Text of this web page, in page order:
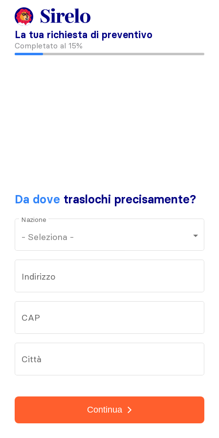
La tua richiesta di preventivo
Completato al 15%
Da dove traslochi precisamente?
Nazione
Indirizzo
CAP
Città
Continua